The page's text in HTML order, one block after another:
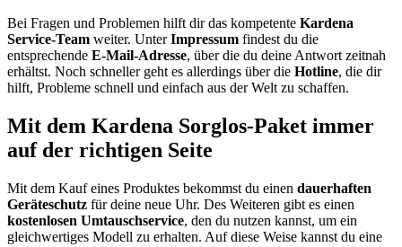
Bei Fragen und Problemen hilft dir das kompetente Kardena
Service-Team weiter. UnterImpressum findest du die
entsprechende E-Mail-Adresse, über die du deine Antwort zeitnah
erhältst. Noch schneller geht es allerdings über die Hotline, die dir
hilft, Probleme schnell und einfach aus der Welt zu schaffen.
Mit dem Kardena Sorglos-Paket immer
auf der richtigen Seite
Mit dem Kauf eines Produktes bekommst du einen dauerhaften
Geräteschutz für deine neue Uhr. Des Weiteren gibt es einen
kostenlosen Umtauschservice, den du nutzen kannst, um ein
gleichwertiges Modell zu erhalten. Auf diese Weise kannst du eine